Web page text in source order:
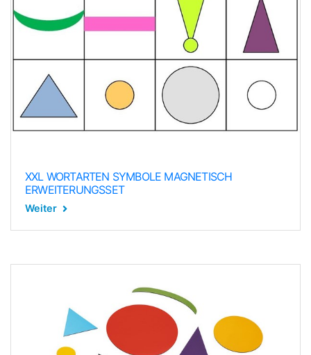
XXL WORTARTEN SYMBOLE MAGNETISCH
ERWEITERUNGSSET
Weiter